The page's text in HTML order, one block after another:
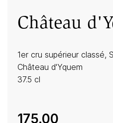
Château
1er cru supérieur classé,
Château d'Yquem
37.5 cl
175.00